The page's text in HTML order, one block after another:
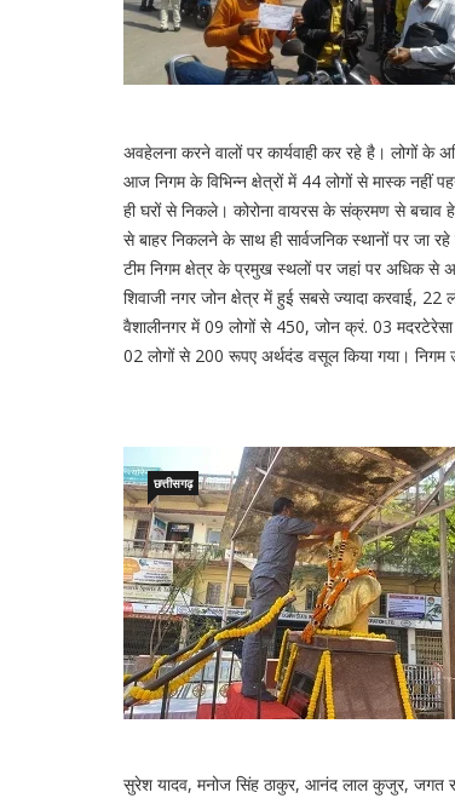
अवहेलना करने वालों पर कार्यवाही कर रहे है। लोगों के
आज निगम के विभिन्न क्षेत्रों में 44 लोगों से मास्क
ही घरों से निकले। कोरोना वायरस के संक्रमण से बचाव
से बाहर निकलने के साथ ही सार्वजनिक स्थानों पर जा
टीम निगम क्षेत्र के प्रमुख स्थलों पर जहां पर अधिक से
शिवाजी नगर जोन क्षेत्र में हुई सबसे ज्यादा करवाई,
वैशालीनगर में 09 लोगों से 450, जोन क्रं. 03
02 लोगों से 200 रूपए अर्थदंड वसूल किया गया। निगम
छत्तीसगढ़
सुरेश यादव, मनोज सिंह ठाकुर, आनंद लाल कुजुर, जगत